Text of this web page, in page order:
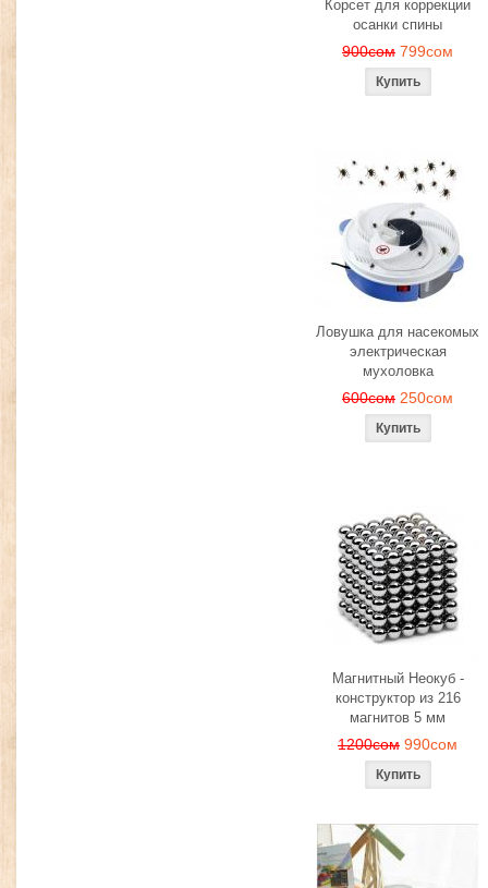
Корсет для коррекции
осанки спины
900сом 799сом
Ловушка для насекомых
электрическая
мухоловка
600сом 250сом
Магнитный Неокуб -
конструктор из 216
магнитов 5 мм
1200сом 990сом